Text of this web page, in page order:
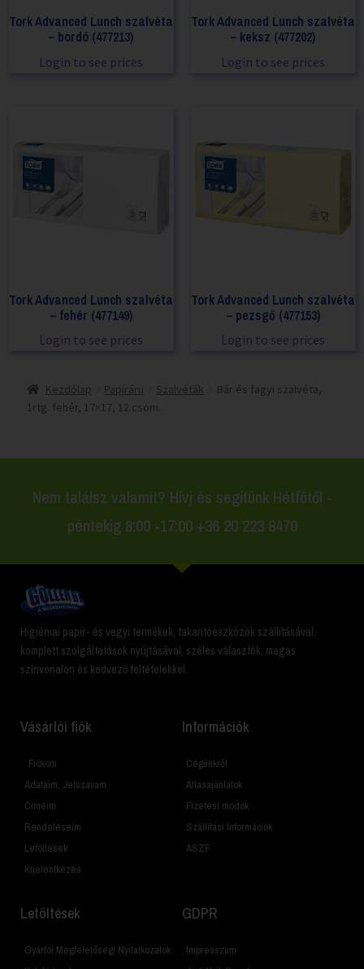
Tork Advanced Lunch szalvéta
– bordó (477213)
Login to see prices
Tork Advanced Lunch szalvéta
– keksz (477202)
Login to see prices
Tork Advanced Lunch szalvéta
– fehér (477149)
Login to see prices
Tork Advanced Lunch szalvéta
– pezsgő (477153)
Login to see prices
Kezdőlap Papíráru Szalvéták
Bár és fagyi szalvéta,
1rtg. fehér, 17×17, 12 csom.
Nem találsz valamit? Hívj és segítünk Hétfőtől -
péntekig 8:00 -17:00 +36 20 223 8470
Higiéniai papír- és vegyi termékek, takarítóeszközök szállításával,
komplett szolgáltatások nyújtásával, széles választék, magas
színvonalon és kedvező feltételekkel.
Vásárlói fiók
Fiókom
Adataim, Jelszavam
Címeim
Rendeléseim
Letöltések
Kijelentkezés
Információk
Cégünkről
Állásajánlatok
Fizetési módok
Szállítási Információk
ÁSZF
Letöltések
Gyártói Megfelelőségi Nyilatkozatok
GDPR
Impresszum